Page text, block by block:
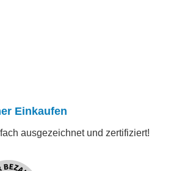
Einkaufen
ausgezeichnet und zertifiziert!